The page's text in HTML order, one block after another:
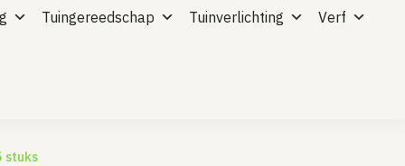
Tuingereedschap Tuinverlichting Verf
stuks